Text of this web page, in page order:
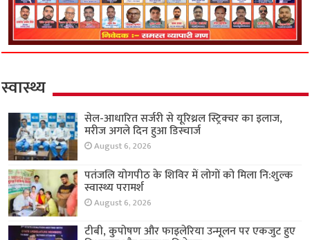
स्वास्थ्य
सेल-आधारित सर्जरी से यूरिथ्रल स्ट्रिक्चर का इलाज,
मरीज अगले दिन हुआ डिस्चार्ज
August 6, 2026
पतंजलि योगपीठ के शिविर में लोगों को मिला नि:शुल्क
स्वास्थ्य परामर्श
August 6, 2026
टीबी, कुपोषण और फाइलेरिया उन्मूलन पर एकजुट हुए